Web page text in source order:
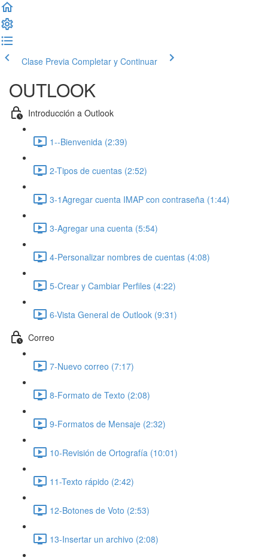
Clase Previa Completar y Continuar
OUTLOOK
Introducción a Outlook
1--Bienvenida (2:39)
2-Tipos de cuentas (2:52)
3-1Agregar cuenta IMAP con contraseña (1:44)
3-Agregar una cuenta (5:54)
4-Personalizar nombres de cuentas (4:08)
5-Crear y Cambiar Perfiles (4:22)
6-Vista General de Outlook (9:31)
Correo
7-Nuevo correo (7:17)
8-Formato de Texto (2:08)
9-Formatos de Mensaje (2:32)
10-Revisión de Ortografía (10:01)
11-Texto rápido (2:42)
12-Botones de Voto (2:53)
13-Insertar un archivo (2:08)